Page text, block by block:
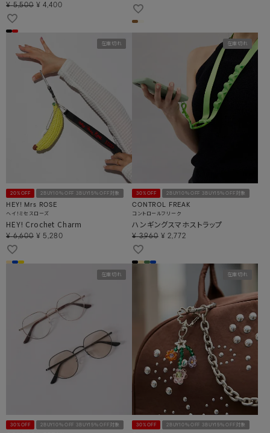
¥ 5,500 ¥ 4,400
20%OFF 2BUY10％OFF 3BUY15％OFF対象
HEY! Mrs ROSE
ヘイ！ミセスローズ
HEY! Crochet Charm
¥ 6,600 ¥ 5,280
在庫切れ
30%OFF 2BUY10％OFF 3BUY15％OFF対象
CONTROL FREAK
コントロールフリーク
ハンギングスマホストラップ
¥ 3,960 ¥ 2,772
在庫切れ
30%OFF 2BUY10％OFF 3BUY15％OFF対象
在庫切れ
30%OFF 2BUY10％OFF 3BUY15％OFF対象
在庫切れ